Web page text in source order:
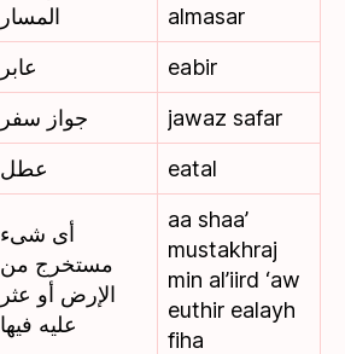
المسار
almasar
عابر
eabir
جواز سفر
jawaz safar
عطل eatal
أى شىء
مستخرج من
الإرض أو عثر
عليه فيها
aa shaa’
mustakhraj
min al’iird ‘aw
euthir ealayh
fiha